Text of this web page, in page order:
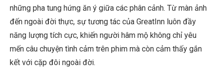
những pha tung hứng ăn ý giữa các phân cảnh. Từ màn ảnh
đến ngoài đời thực, sự tương tác của GreatInn luôn đầy
năng lượng tích cực, khiến người hâm mộ không chỉ yêu
mến câu chuyện tình cảm trên phim mà còn cảm thấy gắn
kết với cặp đôi ngoài đời.